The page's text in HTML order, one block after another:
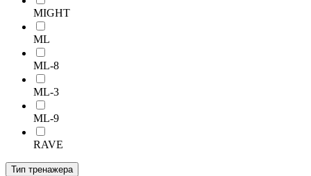
MIGHT
ML
ML-8
ML-3
ML-9
RAVE
Тип тренажера